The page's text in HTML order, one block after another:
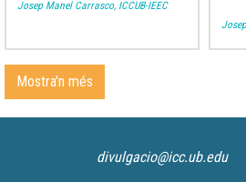
Josep Manel Carrasco, ICCUB-IEEC
Mostra'n més
divulgacio@icc.ub.edu